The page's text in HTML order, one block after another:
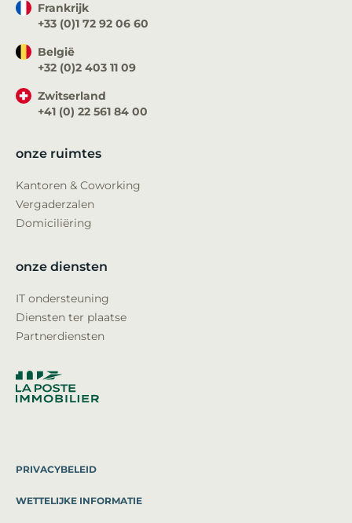
Frankrijk
+33 (0)1 72 92 06 60
België
+32 (0)2 403 11 09
Zwitserland
+41 (0) 22 561 84 00
onze ruimtes
Kantoren & Coworking
Vergaderzalen
Domiciliëring
onze diensten
IT ondersteuning
Diensten ter plaatse
Partnerdiensten
PRIVACYBELEID
WETTELIJKE INFORMATIE